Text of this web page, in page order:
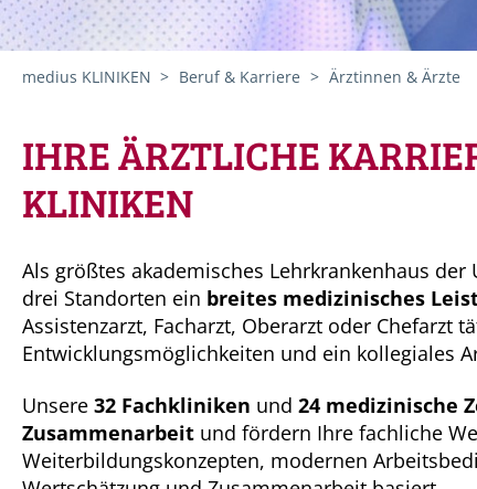
medius KLINIKEN Beruf & Karriere Ärztinnen & Ärzte
IHRE ÄRZTLICHE
KLINIKEN
Als größtes akademisches Lehrkrankenhaus
drei Standorten ein breites medizinisches
Assistenzarzt, Facharzt, Oberarzt oder Chefarzt
Entwicklungsmöglichkeiten und ein kollegiales
Unsere 32 Fachkliniken und 24 medizinische
Zusammenarbeit und fördern Ihre fachliche
Weiterbildungskonzepten, modernen